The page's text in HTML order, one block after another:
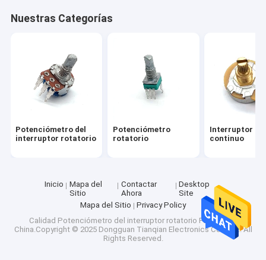
Nuestras Categorías
Potenciómetro del
interruptor rotatorio
Potenciómetro
rotatorio
Interruptor
continuo
Inicio
Mapa del
Sitio
Contactar
Ahora
Desktop
Site
Mapa del Sitio
Privacy Policy
Calidad Potenciómetro del interruptor rotatorio Fábrica De
China.Copyright © 2025 Dongguan Tianqian Electronics Co., Ltd.. All
Rights Reserved.